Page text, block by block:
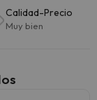
Calidad-Precio
Muy bien